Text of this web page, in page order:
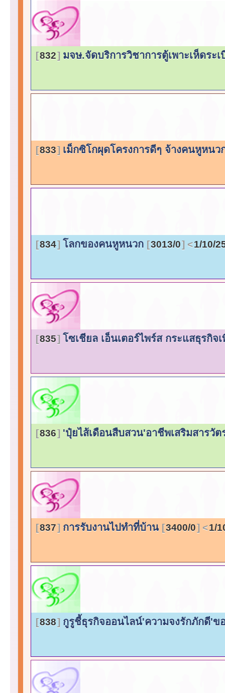
832 มจษ.จัดบริการวิชาการตู้เพาะเห็ดระ
833 เม็กซิโกผุดโครงการดีๆ จ้างคนหูหน
834 โลกของคนหูหนวก 3013/0 1/10/
835 โซเชียล เอ็นเตอร์ไพร์ส กระแสธุรกิจ
836 'ปุ๋ยไส้เดือนสืบสวน'อาชีพเสริมสารวั
837 การรับงานไปทำที่บ้าน 3400/0 1/
838 กูรูชี้ธุรกิจออนไลน์'ความจงรักภักดี'ข